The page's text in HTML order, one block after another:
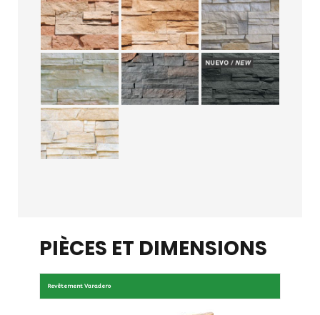
PIÈCES ET DIMENSIONS
Revêtement Varadero